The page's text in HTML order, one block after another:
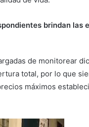
brindan las
de monitorear
total, por lo que
máximos